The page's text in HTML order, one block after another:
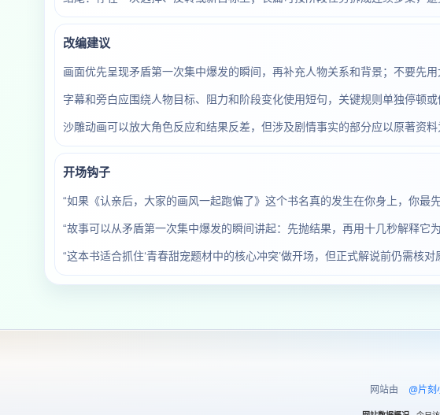
改编建议
画面优先呈现矛盾第一次集中爆发的瞬间，再补充人物关系和背景；不要先用
字幕和旁白应围绕人物目标、阻力和阶段变化使用短句，关键规则单独停顿或
沙雕动画可以放大角色反应和结果反差，但涉及剧情事实的部分应以原著资料
开场钩子
“如果《认亲后，大家的画风一起跑偏了》这个书名真的发生在你身上，你最
“故事可以从矛盾第一次集中爆发的瞬间讲起：先抛结果，再用十几秒解释它
“这本书适合抓住‘青春甜宠题材中的核心冲突’做开场，但正式解说前仍需核
网站由
@片刻